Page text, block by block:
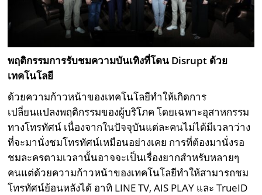
พฤติกรรมการรับชมความบันเทิงที่โดน Disrupt ด้วย
เทคโนโลยี
ด้วยความก้าวหน้าของเทคโนโลยีทำให้เกิดการ
เปลี่ยนแปลงพฤติกรรมของผู้บริโภค โดยเฉพาะอุสาหกรรม
ทางโทรทัศน์ เนื่องจากในปัจจุบันแต่ละคนไม่ได้มีเวลาว่าง
ที่จะมานั่งชมโทรทัศน์เหมือนอย่างเคย การที่ต้องมานั่งรอ
ชมละครตามเวลานั้นอาจจะเป็นเรื่องยากสำหรับหลายๆ
คนแต่ด้วยความก้าวหน้าของเทคโนโลยีทำให้สามารถชม
โทรทัศน์ย้อนหลังได้ อาทิ LINE TV, AIS PLAY และ TrueID